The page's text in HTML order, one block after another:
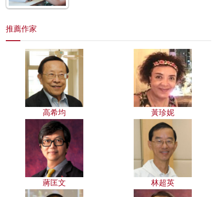
推薦作家
高希均 黃珍妮
蔣匡文 林超英